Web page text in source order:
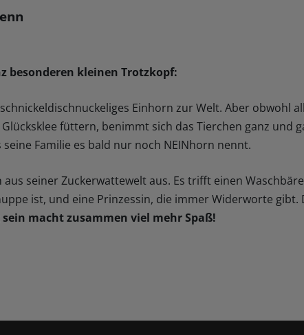
besonderen kleinen Trotzkopf:
Einhorn zur Welt. Aber obwohl
füttern, benimmt sich das Tierchen ganz und
Familie es bald nur noch NEINhorn nennt.
aus seiner Zuckerwattewelt aus. Es trifft einen
ist, und eine Prinzessin, die immer Widerworte gibt.
macht zusammen viel mehr Spaß!